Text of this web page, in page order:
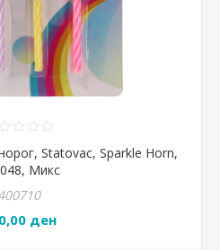
Statovac, Sparkle Horn,
Микс
ден